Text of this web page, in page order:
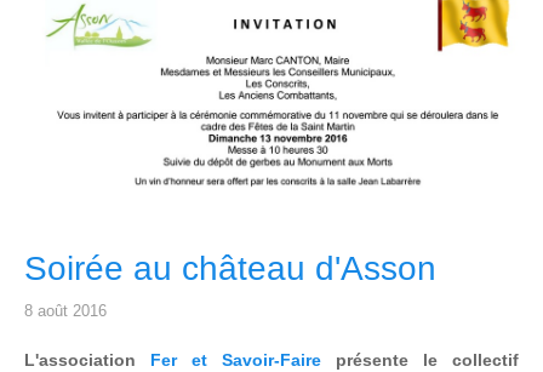
Soirée au château d'Asson
8 août 2016
L'association Fer et Savoir-Faire présente le collectif